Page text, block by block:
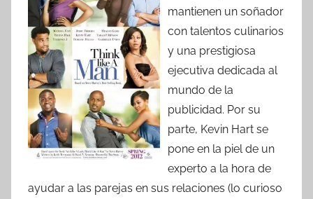
mantienen un soñador
con talentos culinarios
y una prestigiosa
ejecutiva dedicada al
mundo de la
publicidad. Por su
parte, Kevin Hart se
pone en la piel de un
experto a la hora de
ayudar a las parejas en sus relaciones (lo curioso